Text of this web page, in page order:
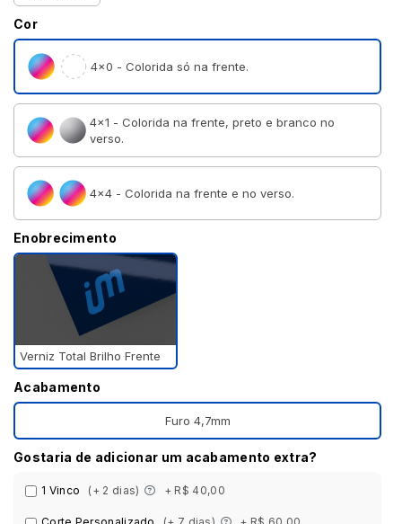
Cor
4×0 - Colorida só na frente.
4×1 - Colorida na frente, preto e branco no
verso.
4×4 - Colorida na frente e no verso.
Enobrecimento
Verniz Total Brilho Frente
Acabamento
Furo 4,7mm
Gostaria de adicionar um acabamento extra?
1 Vinco (+ 2 dias) + R$ 40,00